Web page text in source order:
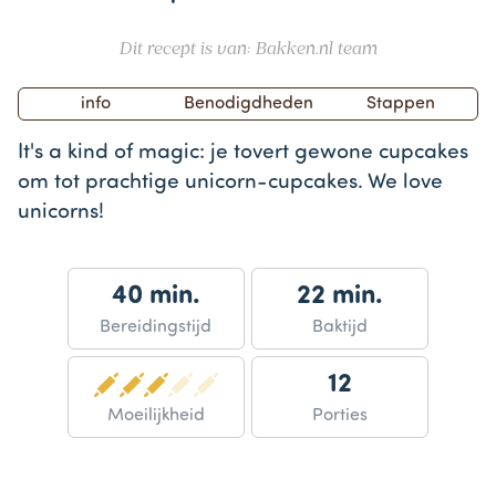
Dit recept is van: Bakken.nl team
info Benodigdheden Stappen
It's a kind of magic: je tovert gewone cupcakes
om tot prachtige unicorn-cupcakes. We love
unicorns!
40 min.
Bereidingstijd
22 min.
Baktijd
Moeilijkheid
12
Porties